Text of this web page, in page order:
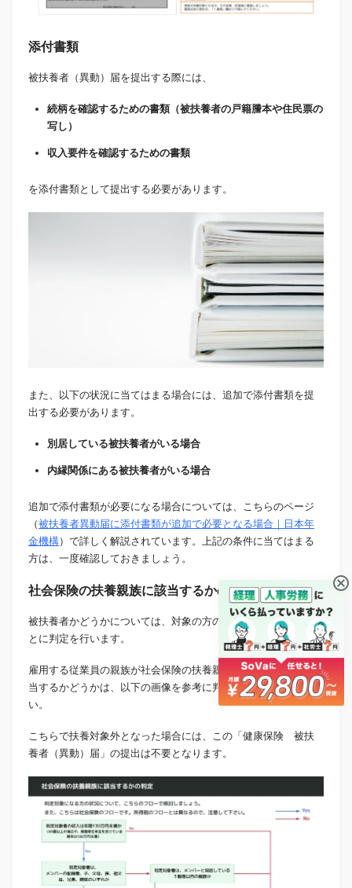
添付書類
被扶養者（異動）届を提出する際には、
続柄を確認するための書類（被扶養者の戸籍謄本や住民票の
写し）
収入要件を確認するための書類
を添付書類として提出する必要があります。
また、以下の状況に当てはまる場合には、追加で添付書類を提
出する必要があります。
別居している被扶養者がいる場合
内縁関係にある被扶養者がいる場合
追加で添付書類が必要になる場合については、こちらのページ
（被扶養者異動届に添付書類が追加で必要となる場合｜日本年
金機構）で詳しく解説されています。上記の条件に当てはまる
方は、一度確認しておきましょう。
社会保険の扶養親族に該当するかの判定
被扶養者かどうかについては、対象の方の収入や続柄などをも
とに判定を行います。
雇用する従業員の親族が社会保険の扶養親族（被扶養者）に該
当するかどうかは、以下の画像を参考に判定を行なってくださ
い。
こちらで扶養対象外となった場合には、この「健康保険 被扶
養者（異動）届」の提出は不要となります。